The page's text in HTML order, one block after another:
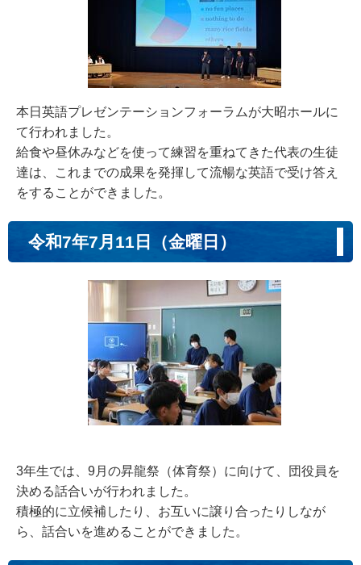
本日英語プレゼンテーションフォーラムが大昭ホールに
て行われました。
給食や昼休みなどを使って練習を重ねてきた代表の生徒
達は、これまでの成果を発揮して流暢な英語で受け答え
をすることができました。
令和7年7月11日（金曜日）
3年生では、9月の昇龍祭（体育祭）に向けて、団役員を
決める話合いが行われました。
積極的に立候補したり、お互いに譲り合ったりしなが
ら、話合いを進めることができました。